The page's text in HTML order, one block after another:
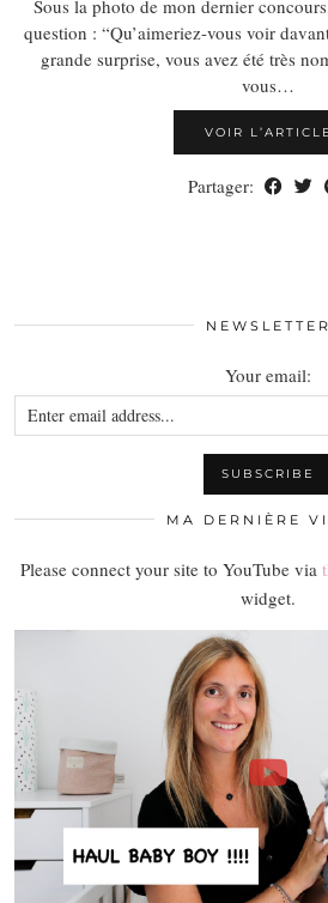
Sous la photo de mon dernier
question : “Qu’aimeriez-vous voir
grande surprise, vous avez été très
vous…
VOIR L’ARTICLE
Partager:
NEWSLETTER
Your email:
MA DERNIÈRE
Please connect your site to YouTube via
widget.